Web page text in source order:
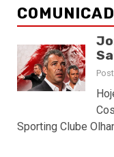
Sporting Clube